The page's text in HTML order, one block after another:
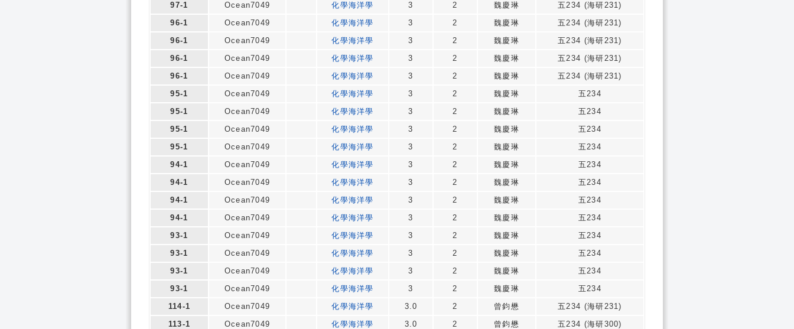
97-1
Ocean7049 化學海洋學 3 2 魏慶琳
五234 (海研231)
96-1
Ocean7049 化學海洋學 3 2 魏慶琳
五234 (海研231)
96-1
Ocean7049 化學海洋學 3 2 魏慶琳
五234 (海研231)
96-1
Ocean7049 化學海洋學 3 2 魏慶琳
五234 (海研231)
96-1
Ocean7049 化學海洋學 3 2 魏慶琳
五234 (海研231)
95-1
Ocean7049 化學海洋學 3 2 魏慶琳
五234
95-1
Ocean7049 化學海洋學 3 2 魏慶琳
五234
95-1
Ocean7049 化學海洋學 3 2 魏慶琳
五234
95-1
Ocean7049 化學海洋學 3 2 魏慶琳
五234
94-1
Ocean7049 化學海洋學 3 2 魏慶琳
五234
94-1
Ocean7049 化學海洋學 3 2 魏慶琳
五234
94-1
Ocean7049 化學海洋學 3 2 魏慶琳
五234
94-1
Ocean7049 化學海洋學 3 2 魏慶琳
五234
93-1
Ocean7049 化學海洋學 3 2 魏慶琳
五234
93-1
Ocean7049 化學海洋學 3 2 魏慶琳
五234
93-1
Ocean7049 化學海洋學 3 2 魏慶琳
五234
93-1
Ocean7049 化學海洋學 3 2 魏慶琳
五234
114-1
Ocean7049 化學海洋學 3.0 2 曾鈞懋
五234 (海研231)
113-1
Ocean7049 化學海洋學 3.0 2 曾鈞懋
五234 (海研300)